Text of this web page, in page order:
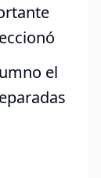
el